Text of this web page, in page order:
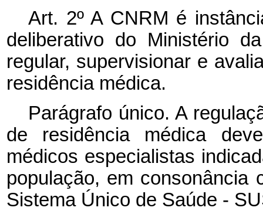
Art. 2º A CNRM é
deliberativo do Ministério
regular, supervisionar e
residência médica.
Parágrafo único. A
de residência médica
médicos especialistas
população, em
Sistema Único de Saúde -